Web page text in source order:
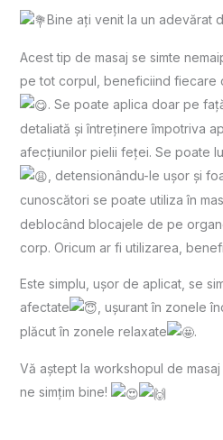
Bine ați venit la un adevărat
Acest tip de masaj se simte
pe tot corpul, beneficiind fiecare
. Se poate aplica doar pe
detaliată și întreținere împotriva
afecțiunilor pielii feței. Se poate
, detensionându-le ușor și
cunoscători se poate utiliza în
deblocând blocajele de pe
corp. Oricum ar fi utilizarea,
Este simplu, ușor de aplicat, se
afectate
, ușurant în zonele
plăcut în zonele relaxate
.
Vă aștept la workshopul de masaj
ne simțim bine!